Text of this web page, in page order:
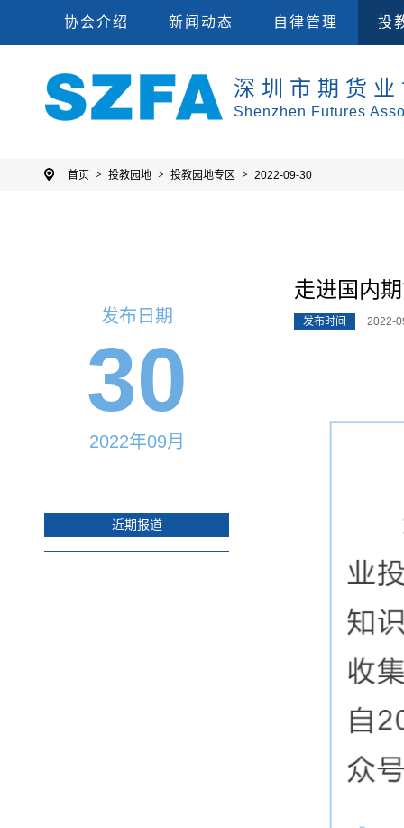
协会介绍
新闻动态
自律管理
投
深圳市期货
Shenzhen Futures
首页 投教园地 投教园地专区 2022-09-30
发布日期
2022年09月
30
近期报道
走进国内
发布时间 2022-